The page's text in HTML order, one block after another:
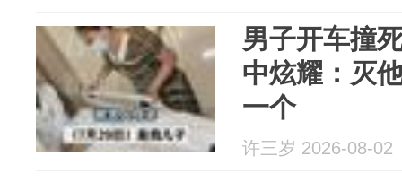
男子开车撞
中炫耀：灭
一个
许三岁 2026-08-02